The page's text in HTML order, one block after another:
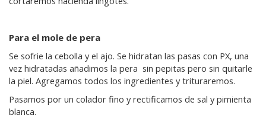
Para el mole de pera
Se sofrie la cebolla y el ajo. Se hidratan las pasas con PX, una
vez hidratadas añadimos la pera sin pepitas pero sin quitarle
la piel. Agregamos todos los ingredientes y trituraremos.
Pasamos por un colador fino y rectificamos de sal y pimienta
blanca.